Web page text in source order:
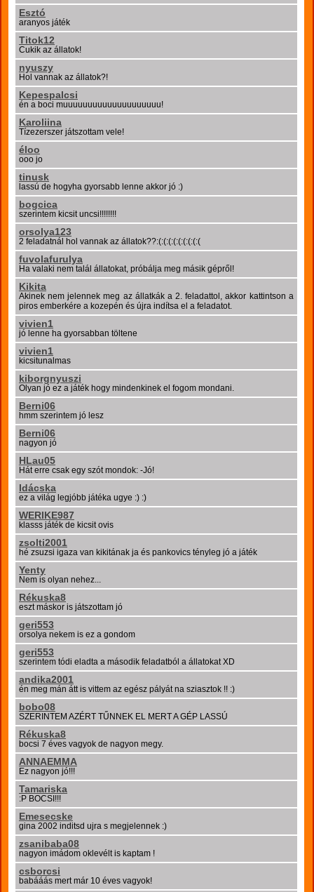
Esztó
aranyos játék
Titok12
Cukik az állatok!
nyuszy
Hol vannak az állatok?!
Kepespalcsi
én a boci muuuuuuuuuuuuuuuuuuuu!
Karoliina
Tízezerszer játszottam vele!
éloo
ooo jo
tinusk
lassú de hogyha gyorsabb lenne akkor jó :)
bogcica
szerintem kicsit uncsi!!!!!!!!
orsolya123
2 feladatnál hol vannak az állatok??:(:(:(:(:(:(:(:(:(
fuvolafurulya
Ha valaki nem talál állatokat, próbálja meg másik gépről!
Kikita
Akinek nem jelennek meg az állatkák a 2. feladattol, akkor kattintson a
piros emberkére a kozepén és újra indítsa el a feladatot.
vivien1
jó lenne ha gyorsabban töltene
vivien1
kicsitunalmas
kiborgnyuszi
Olyan jó ez a játék hogy mindenkinek el fogom mondani.
Berni06
hmm szerintem jó lesz
Berni06
nagyon jó
HLau05
Hát erre csak egy szót mondok: -Jó!
Idácska
ez a világ legjóbb játéka ugye :) :)
WERIKE987
klasss játék de kicsit ovis
zsolti2001
hé zsuzsi igaza van kikitának ja és pankovics tényleg jó a játék
Yenty
Nem is olyan nehez...
Rékuska8
eszt máskor is játszottam jó
geri553
orsolya nekem is ez a gondom
geri553
szerintem tódi eladta a második feladatból a állatokat XD
andika2001
én meg mán átt is vittem az egész pályát na sziasztok !! :)
bobo08
SZERINTEM AZÉRT TŰNNEK EL MERT A GÉP LASSÚ
Rékuska8
bocsi 7 éves vagyok de nagyon megy.
ANNAEMMA
Ez nagyon jó!!!
Tamariska
:P BOCSI!!!
Emesecske
gina 2002 inditsd ujra s megjelennek :)
zsanibaba08
nagyon imádom oklevélt is kaptam !
csborcsi
babááás mert már 10 éves vagyok!